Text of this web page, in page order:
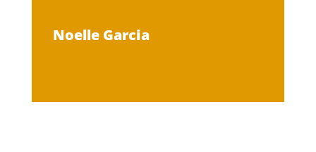
Noelle Garcia